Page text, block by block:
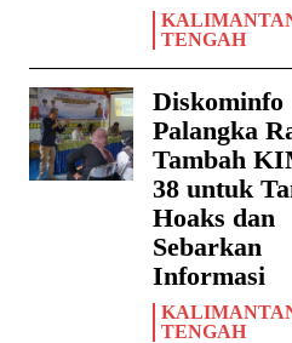
TENGAH
Diskominfo
Palangka
Tambah
38 untuk
Hoaks dan
Sebarkan
Informasi
TENGAH